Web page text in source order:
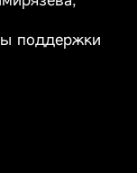
очистки
щелях.
поддержки